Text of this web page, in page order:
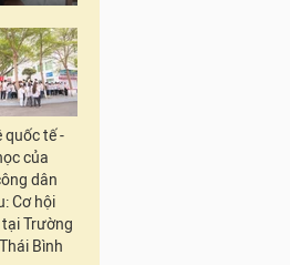
quốc tế -
của
dân
Cơ hội
Trường
Bình